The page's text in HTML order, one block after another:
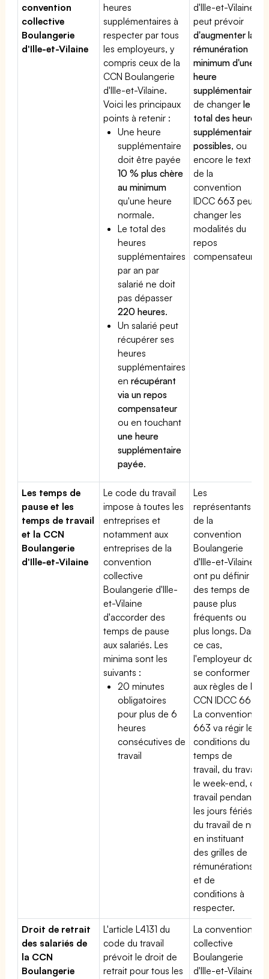
convention
collective
Boulangerie
d'Ille-et-Vilaine
heures
supplémentaires à
respecter par tous
les employeurs, y
compris ceux de la
CCN Boulangerie
d'Ille-et-Vilaine.
Voici les principaux
points à retenir :
Une heure
supplémentaire
doit être payée
10 % plus chère
au minimum
qu'une heure
normale.
Le total des
heures
supplémentaires
par an par
salarié ne doit
pas dépasser
220 heures.
Un salarié peut
récupérer ses
heures
supplémentaires
enrécupérant
via un repos
compensateur
ou en touchant
une heure
supplémentaire
payée.
d'Ille-et-Vilaine
peut prévoir
d'augmenter la
rémunération
minimum d'une
heure
supplémentaire
de changerle
total des heures
supplémentaires
possibles, ou
encore le texte
de la
convention
IDCC 663 peut
changer les
modalités du
repos
compensateur.
Les temps de
pause et les
temps de travail
et la CCN
Boulangerie
d'Ille-et-Vilaine
Le code du travail
impose à toutes les
entreprises et
notamment aux
entreprises de la
convention
collective
Boulangerie d'Ille-
et-Vilaine
d'accorder des
temps de pause
aux salariés. Les
minima sont les
suivants :
20 minutes
obligatoires
pour plus de 6
heures
consécutives de
travail
Les
représentants
de la
convention
Boulangerie
d'Ille-et-Vilaine
ont pu définir
des temps de
pause plus
fréquents ou
plus longs. Dans
ce cas,
l'employeur doit
se conformer
aux règles de la
CCN IDCC 663.
La convention
663 va régir les
conditions du
temps de
travail, du travail
le week-end, du
travail pendant
les jours fériés,
du travail de nuit
en instituant
des grilles de
rémunérations
et de
conditions à
respecter.
Droit de retrait
des salariés de
la CCN
Boulangerie
L'article L4131 du
code du travail
prévoit le droit de
retrait pour tous les
La convention
collective
Boulangerie
d'Ille-et-Vilaine